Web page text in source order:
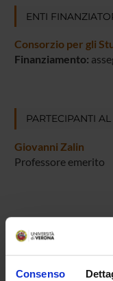
Consenso
ENTI
Consorzio per gli
Finanziamento:
PARTECIPANTI
Giovanni Zalin
Professore emerito
ATTIVITÀ
AREE DI RICERCA